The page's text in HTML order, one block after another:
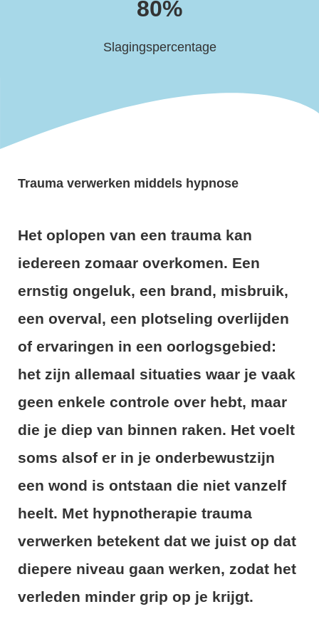
80%
Slagingspercentage
Trauma verwerken middels hypnose
Het oplopen van een trauma kan
iedereen zomaar overkomen. Een
ernstig ongeluk, een brand, misbruik,
een overval, een plotseling overlijden
of ervaringen in een oorlogsgebied:
het zijn allemaal situaties waar je vaak
geen enkele controle over hebt, maar
die je diep van binnen raken. Het voelt
soms alsof er in je onderbewustzijn
een wond is ontstaan die niet vanzelf
heelt. Met hypnotherapie trauma
verwerken betekent dat we juist op dat
diepere niveau gaan werken, zodat het
verleden minder grip op je krijgt.
van